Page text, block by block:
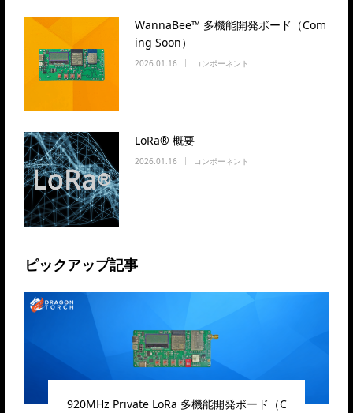
WannaBee™ 多機能開発ボード（Com
ing Soon）
2026.01.16 コンポーネント
LoRa® 概要
2026.01.16 コンポーネント
ピックアップ記事
920MHz Private LoRa 多機能開発ボード（C